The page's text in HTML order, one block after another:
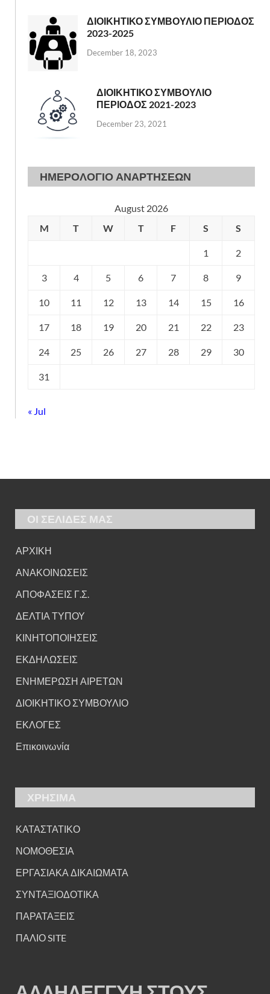
ΔΙΟΙΚΗΤΙΚΟ ΣΥΜΒΟΥΛΙΟ ΠΕΡΙΟΔΟΣ
2023-2025
December 18, 2023
ΔΙΟΙΚΗΤΙΚΟ ΣΥΜΒΟΥΛΙΟ
ΠΕΡΙΟΔΟΣ 2021-2023
December 23, 2021
ΗΜΕΡΟΛΟΓΙΟ ΑΝΑΡΤΗΣΕΩΝ
August 2026
M
T W T F S S
1 2
3 4 5 6 7 8 9
10 11 12 13 14 15 16
17 18 19 20 21 22 23
24 25 26 27 28 29 30
31
« Jul
ΟΙ ΣΕΛΙΔΕΣ ΜΑΣ
ΑΡΧΙΚΗ
ΑΝΑΚΟΙΝΩΣΕΙΣ
ΑΠΟΦΑΣΕΙΣ Γ.Σ.
ΔΕΛΤΙΑ ΤΥΠΟΥ
ΚΙΝΗΤΟΠΟΙΗΣΕΙΣ
ΕΚΔΗΛΩΣΕΙΣ
ΕΝΗΜΕΡΩΣΗ ΑΙΡΕΤΩΝ
ΔΙΟΙΚΗΤΙΚΟ ΣΥΜΒΟΥΛΙΟ
ΕΚΛΟΓΕΣ
Επικοινωνία
ΧΡΗΣΙΜΑ
ΚΑΤΑΣΤΑΤΙΚΟ
ΝΟΜΟΘΕΣΙΑ
ΕΡΓΑΣΙΑΚΑ ΔΙΚΑΙΩΜΑΤΑ
ΣΥΝΤΑΞΙΟΔΟΤΙΚΑ
ΠΑΡΑΤΑΞΕΙΣ
ΠΑΛΙΟ SITE